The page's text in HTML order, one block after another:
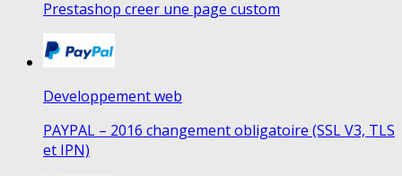
Prestashop creer une page custom
Developpement web
PAYPAL – 2016 changement obligatoire (SSL V3, TLS
et IPN)